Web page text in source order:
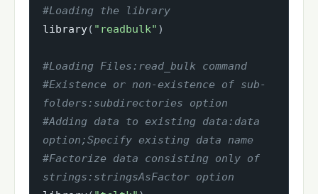
#Loading the library
library( "readbulk" )
#Loading Files:read_bulk command
#Existence or non-existence of sub-
folders:subdirectories option
#Adding data to existing data:data
option;Specify existing data name
#Factorize data consisting only of
strings:stringsAsFactor option